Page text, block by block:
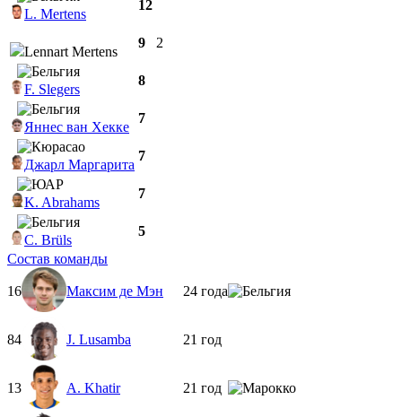
L. Mertens
12
Lennart Mertens
9 2
F. Slegers
8
Яннес ван Хекке
7
Джарл Маргарита
7
K. Abrahams
7
C. Brüls
5
Состав команды
16 Максим де Мэн 24 года
84 J. Lusamba 21 год
13 A. Khatir 21 год